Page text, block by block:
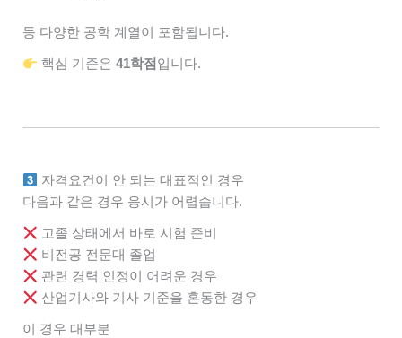
등 다양한 공학 계열이 포함됩니다.
핵심 기준은 41학점 입니다.
자격요건이 안 되는 대표적인 경우
다음과 같은 경우 응시가 어렵습니다.
고졸 상태에서 바로 시험 준비
비전공 전문대 졸업
관련 경력 인정이 어려운 경우
산업기사와 기사 기준을 혼동한 경우
이 경우 대부분